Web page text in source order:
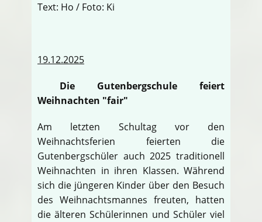
Text: Ho / Foto: Ki
19.12.2025
Die Gutenbergschule feiert
Weihnachten "fair"
Am letzten Schultag vor den
Weihnachtsferien feierten die
Gutenbergschüler auch 2025 traditionell
Weihnachten in ihren Klassen. Während
sich die jüngeren Kinder über den Besuch
des Weihnachtsmannes freuten, hatten
die älteren Schülerinnen und Schüler viel